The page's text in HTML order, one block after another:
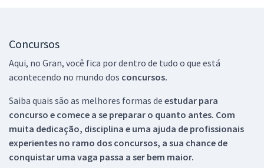
Concursos
Aqui, no Gran, você fica por dentro de tudo o que está
acontecendo no mundo dos concursos.
Saiba quais são as melhores formas de estudar para
concurso e comece a se preparar o quanto antes. Com
muita dedicação, disciplina e uma ajuda de profissionais
experientes no ramo dos concursos, a sua chance de
conquistar uma vaga passa a ser bem maior.